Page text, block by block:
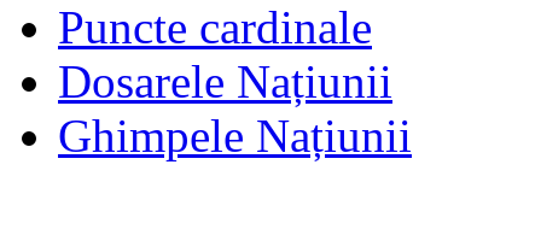
Puncte cardinale
Dosarele Națiunii
Ghimpele Națiunii